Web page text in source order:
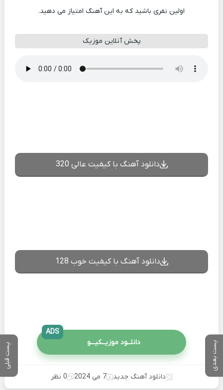
پست بعدی پست قبلی
اولین نفری باشید که به این آهنگ امتیاز می دهید.
پخش آنلاین موزیک
دانلود آهنگ با کیفیت عالی 320
دانلود آهنگ با کیفیت خوب 128
دانلــود موزیــکیـــو
ADS
دانلود آهنگ جدید 7 می 2024 0 نظر